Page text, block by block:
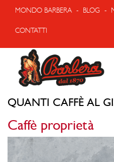
MONDO BARBERA - BLOG -
CONTATTI
QUANTI CAFFÈ AL
Caffè proprietà